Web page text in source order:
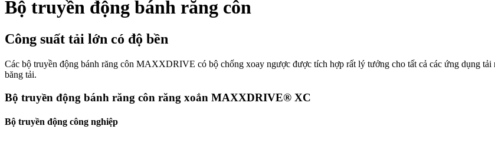
Bộ truyền động bánh răng côn
Công suất tải lớn có độ bền
Các bộ truyền động bánh răng côn MAXXDRIVE có bộ chống xoay ngược được tích hợp rất lý tưởng cho tất cả các ứng dụng
băng tải.
Bộ truyền động bánh răng côn răng xoắn MAXXDRIVE® XC
Bộ truyền động công nghiệp